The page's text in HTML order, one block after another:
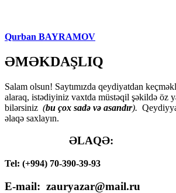
Qurban BAYRAMOV
ƏMƏKDAŞLIQ
Salam olsun! Saytımızda qeydiyatdan
alaraq, istədiyiniz vaxtda müstəqil şəkildə öz
bilərsiniz (bu çox sadə və asandır).
əlaqə saxlayın.
ƏLAQƏ:
Tel: (+994) 70-390-39-93
E-mail: zauryazar@mail.ru